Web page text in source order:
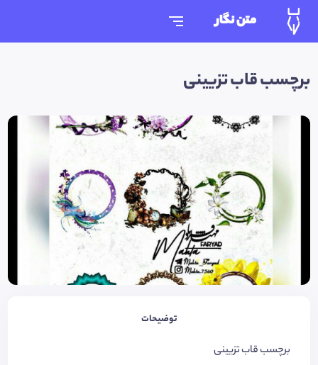
متن نگار
برچسب قاب تزیینی
توضیحات
برچسب قاب تزیینی